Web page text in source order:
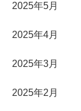
2025年5月
2025年4月
2025年3月
2025年2月